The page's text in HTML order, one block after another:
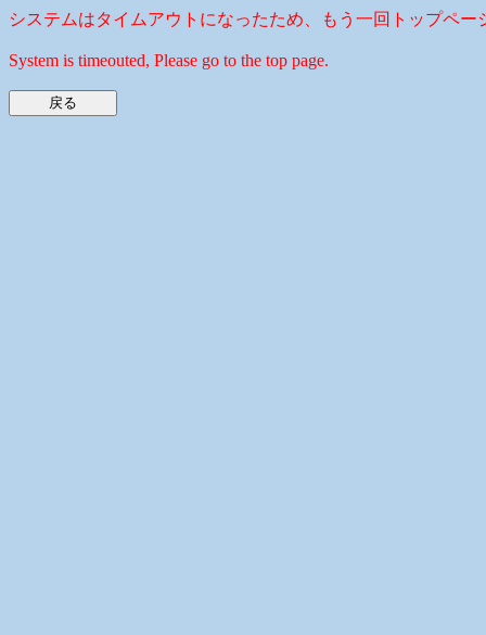
システムはタイムアウトになったため、もう一回トップペー
System is timeouted, Please go to the top page.